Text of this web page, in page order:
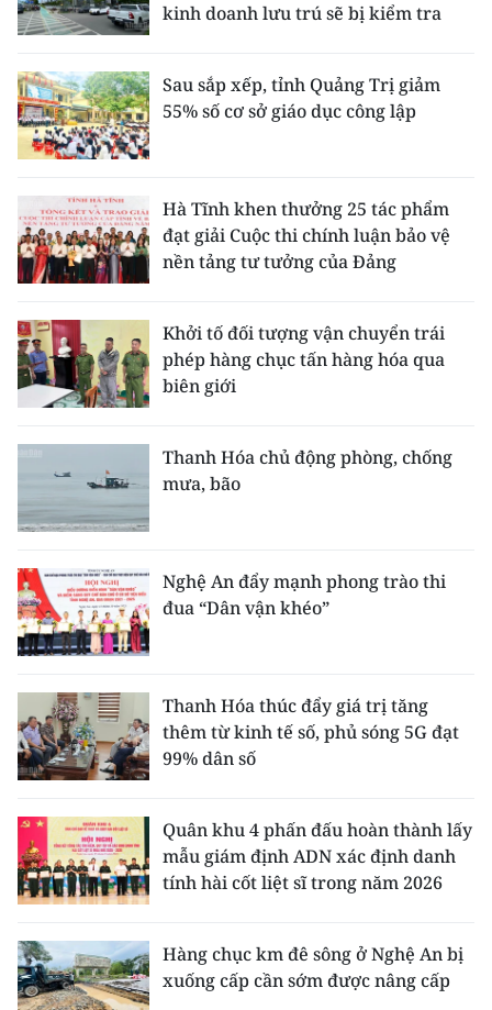
kinh doanh lưu trú sẽ bị kiểm tra
Sau sắp xếp, tỉnh Quảng Trị giảm
55% số cơ sở giáo dục công lập
Hà Tĩnh khen thưởng 25 tác phẩm
đạt giải Cuộc thi chính luận bảo vệ
nền tảng tư tưởng của Đảng
Khởi tố đối tượng vận chuyển trái
phép hàng chục tấn hàng hóa qua
biên giới
Thanh Hóa chủ động phòng, chống
mưa, bão
Nghệ An đẩy mạnh phong trào thi
đua “Dân vận khéo”
Thanh Hóa thúc đẩy giá trị tăng
thêm từ kinh tế số, phủ sóng 5G đạt
99% dân số
Quân khu 4 phấn đấu hoàn thành lấy
mẫu giám định ADN xác định danh
tính hài cốt liệt sĩ trong năm 2026
Hàng chục km đê sông ở Nghệ An bị
xuống cấp cần sớm được nâng cấp